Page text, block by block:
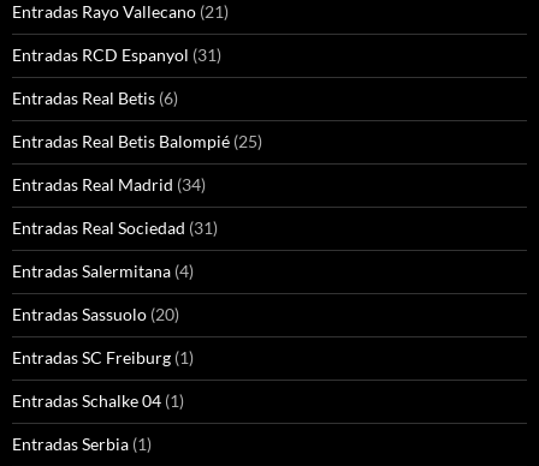
Entradas Rayo Vallecano (21)
Entradas RCD Espanyol (31)
Entradas Real Betis (6)
Entradas Real Betis Balompié (25)
Entradas Real Madrid (34)
Entradas Real Sociedad (31)
Entradas Salermitana (4)
Entradas Sassuolo (20)
Entradas SC Freiburg (1)
Entradas Schalke 04 (1)
Entradas Serbia (1)